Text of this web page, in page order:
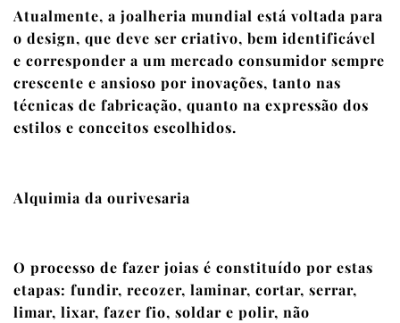
Atualmente, a joalheria mundial está voltada para
o design, que deve ser criativo, bem identificável
e corresponder a um mercado consumidor sempre
crescente e ansioso por inovações, tanto nas
técnicas de fabricação, quanto na expressão dos
estilos e conceitos escolhidos.
Alquimia da ourivesaria
O processo de fazer joias é constituído por estas
etapas: fundir, recozer, laminar, cortar, serrar,
limar, lixar, fazer fio, soldar e polir, não